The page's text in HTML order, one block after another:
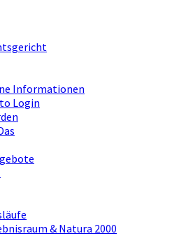
Informationen
Login
& Natura 2000